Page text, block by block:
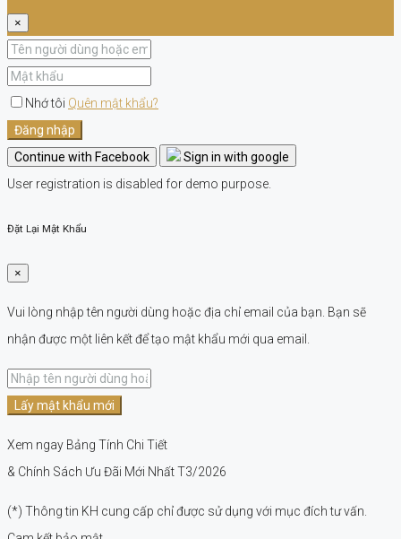
×
Nhớ tôi Quên mật khẩu?
Đăng nhập
Continue with Facebook
Sign in with google
User registration is disabled for demo purpose.
Đặt Lại Mật Khẩu
×
Vui lòng nhập tên người dùng hoặc địa chỉ email của bạn. Bạn sẽ
nhận được một liên kết để tạo mật khẩu mới qua email.
Lấy mật khẩu mới
Xem ngay Bảng Tính Chi Tiết
& Chính Sách Ưu Đãi Mới Nhất T3/2026
(*) Thông tin KH cung cấp chỉ được sử dụng với mục đích tư vấn.